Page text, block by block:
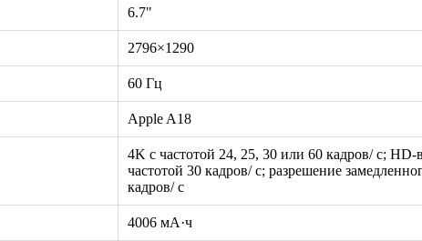
6.7"
2796×1290
60 Гц
Apple A18
4K с частотой 24, 25, 30 или 60 кадров/ с;
частотой 30 кадров/ с; разрешение
кадров/ с
4006 мА·ч